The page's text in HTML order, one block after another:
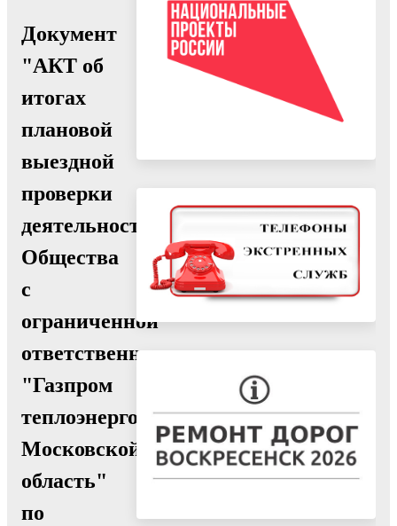
Документ
"АКТ об
итогах
плановой
выездной
проверки
деятельности
Общества
с
ограниченной
ответственностью
"Газпром
теплоэнерго
Московской
область"
по